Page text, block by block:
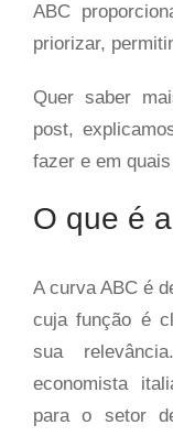
ABC
priorizar,
Quer saber
post,
fazer e em
O que é
A curva ABC é
cuja função é
sua
economista
para o setor